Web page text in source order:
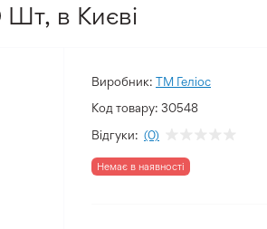
Шт, в Києві
Виробник: ТМ Геліос
Код товару: 30548
Відгуки: (0)
Немає в наявності